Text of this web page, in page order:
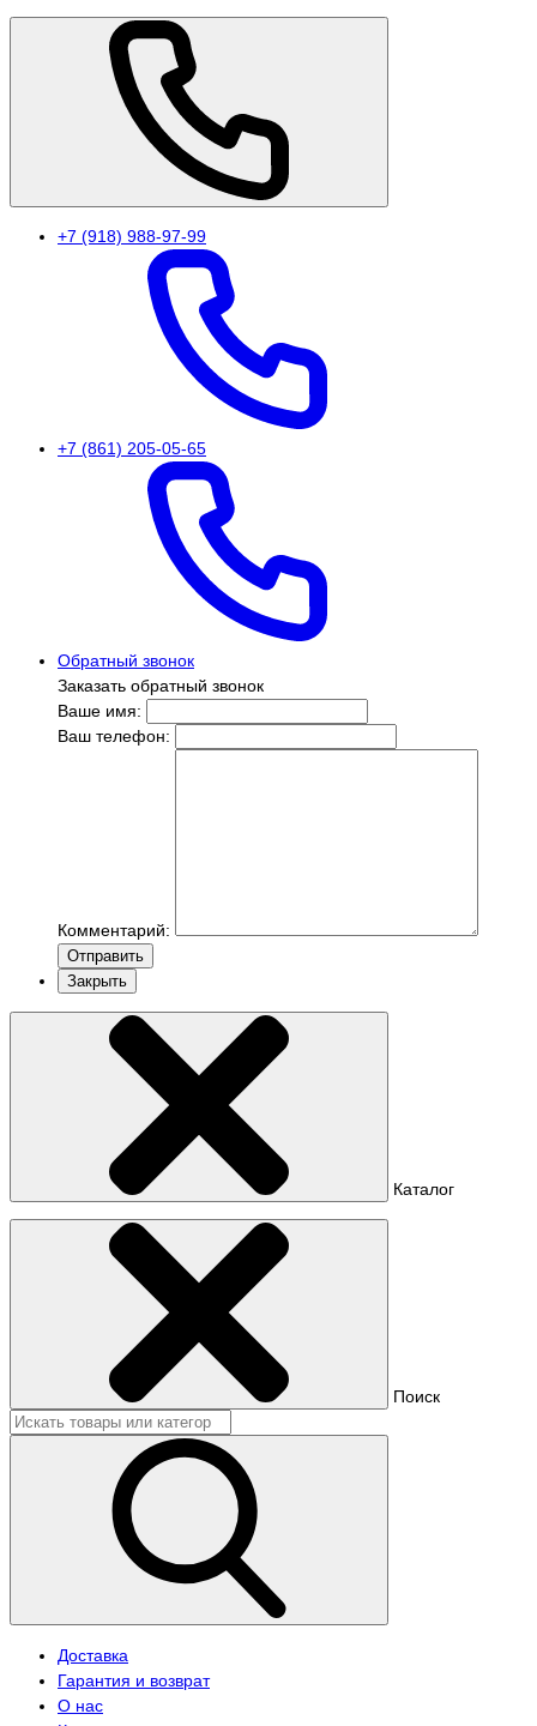
+7 (918) 988-97-99
+7 (861) 205-05-65
Обратный звонок
Заказать обратный звонок
Ваше имя:
Ваш телефон:
Комментарий:
Отправить
Закрыть
Каталог
Поиск
Доставка
Гарантия и возврат
О нас